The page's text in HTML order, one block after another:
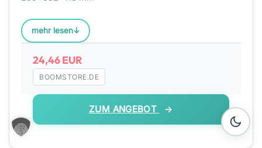
mehr lesen
24,46 EUR
BOOMSTORE.DE
ZUM ANGEBOT